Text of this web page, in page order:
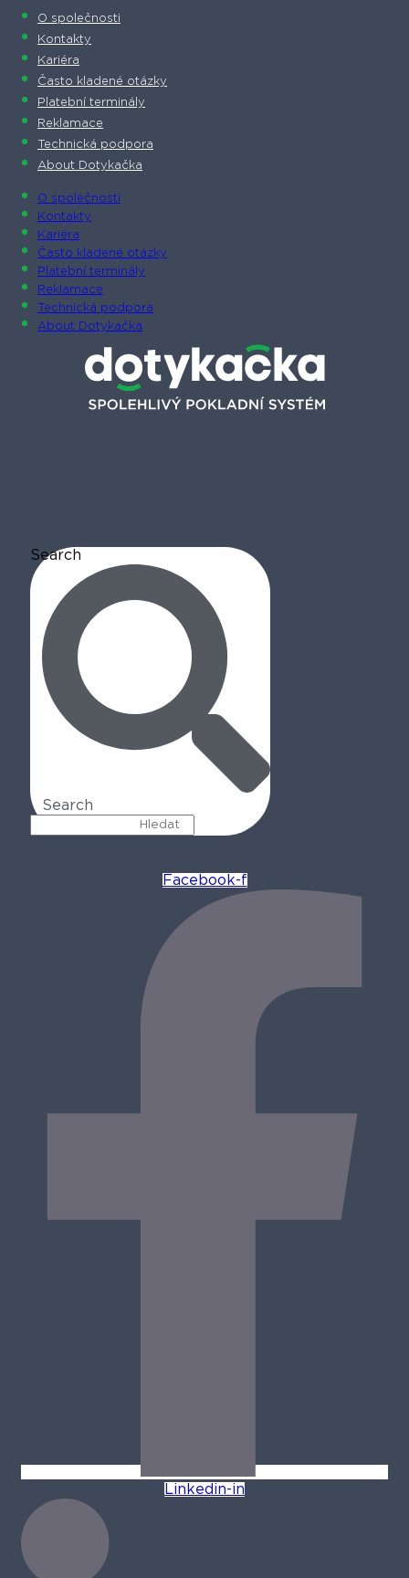
O společnosti
Kontakty
Kariéra
Často kladené otázky
Platební terminály
Reklamace
Technická podpora
About Dotykačka
O společnosti
Kontakty
Kariéra
Často kladené otázky
Platební terminály
Reklamace
Technická podpora
About Dotykačka
Search
Search
Facebook-f
Linkedin-in